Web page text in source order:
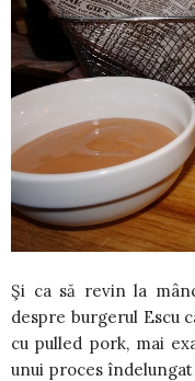
Şi ca să revin la
despre burgerul Escu
cu pulled pork, mai
unui proces